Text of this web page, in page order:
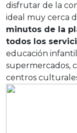
disfrutar de la
ideal muy cerca
minutos de la
todos los
educación
supermercados,
centros